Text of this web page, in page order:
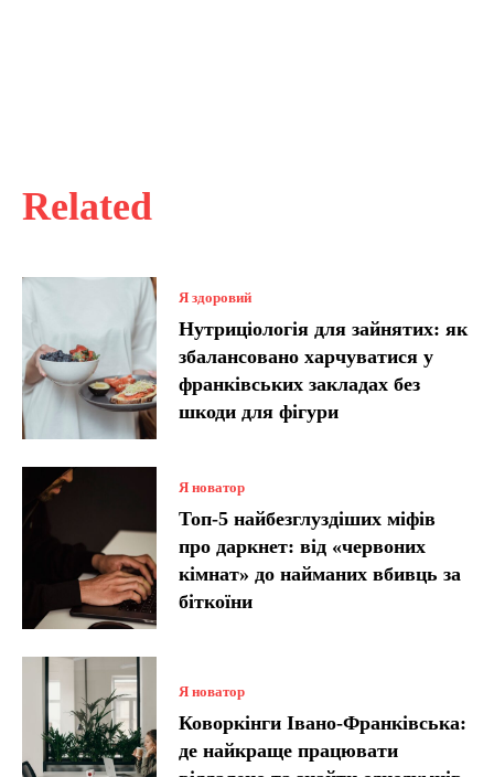
Related
Я здоровий
Нутриціологія для зайнятих: як
збалансовано харчуватися у
франківських закладах без
шкоди для фігури
Я новатор
Топ-5 найбезглуздіших міфів
про даркнет: від «червоних
кімнат» до найманих вбивць за
біткоїни
Я новатор
Коворкінги Івано-Франківська:
де найкраще працювати